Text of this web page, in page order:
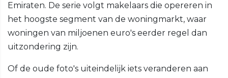
Emiraten. De serie volgt makelaars die opereren in
het hoogste segment van de woningmarkt, waar
woningen van miljoenen euro's eerder regel dan
uitzondering zijn.
Of de oude foto's uiteindelijk iets veranderen aan